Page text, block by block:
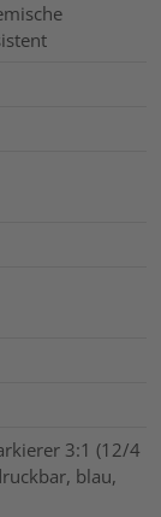
3:1 (12/4
blau,